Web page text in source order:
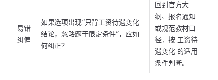
易错
纠偏
如果选项出现“只背工资待遇变化
结论，忽略题干限定条件”，应如
何纠正？
回到官方大
纲、报名通知
或规范教材口
径，按 工资待
遇变化 的适用
条件判断。